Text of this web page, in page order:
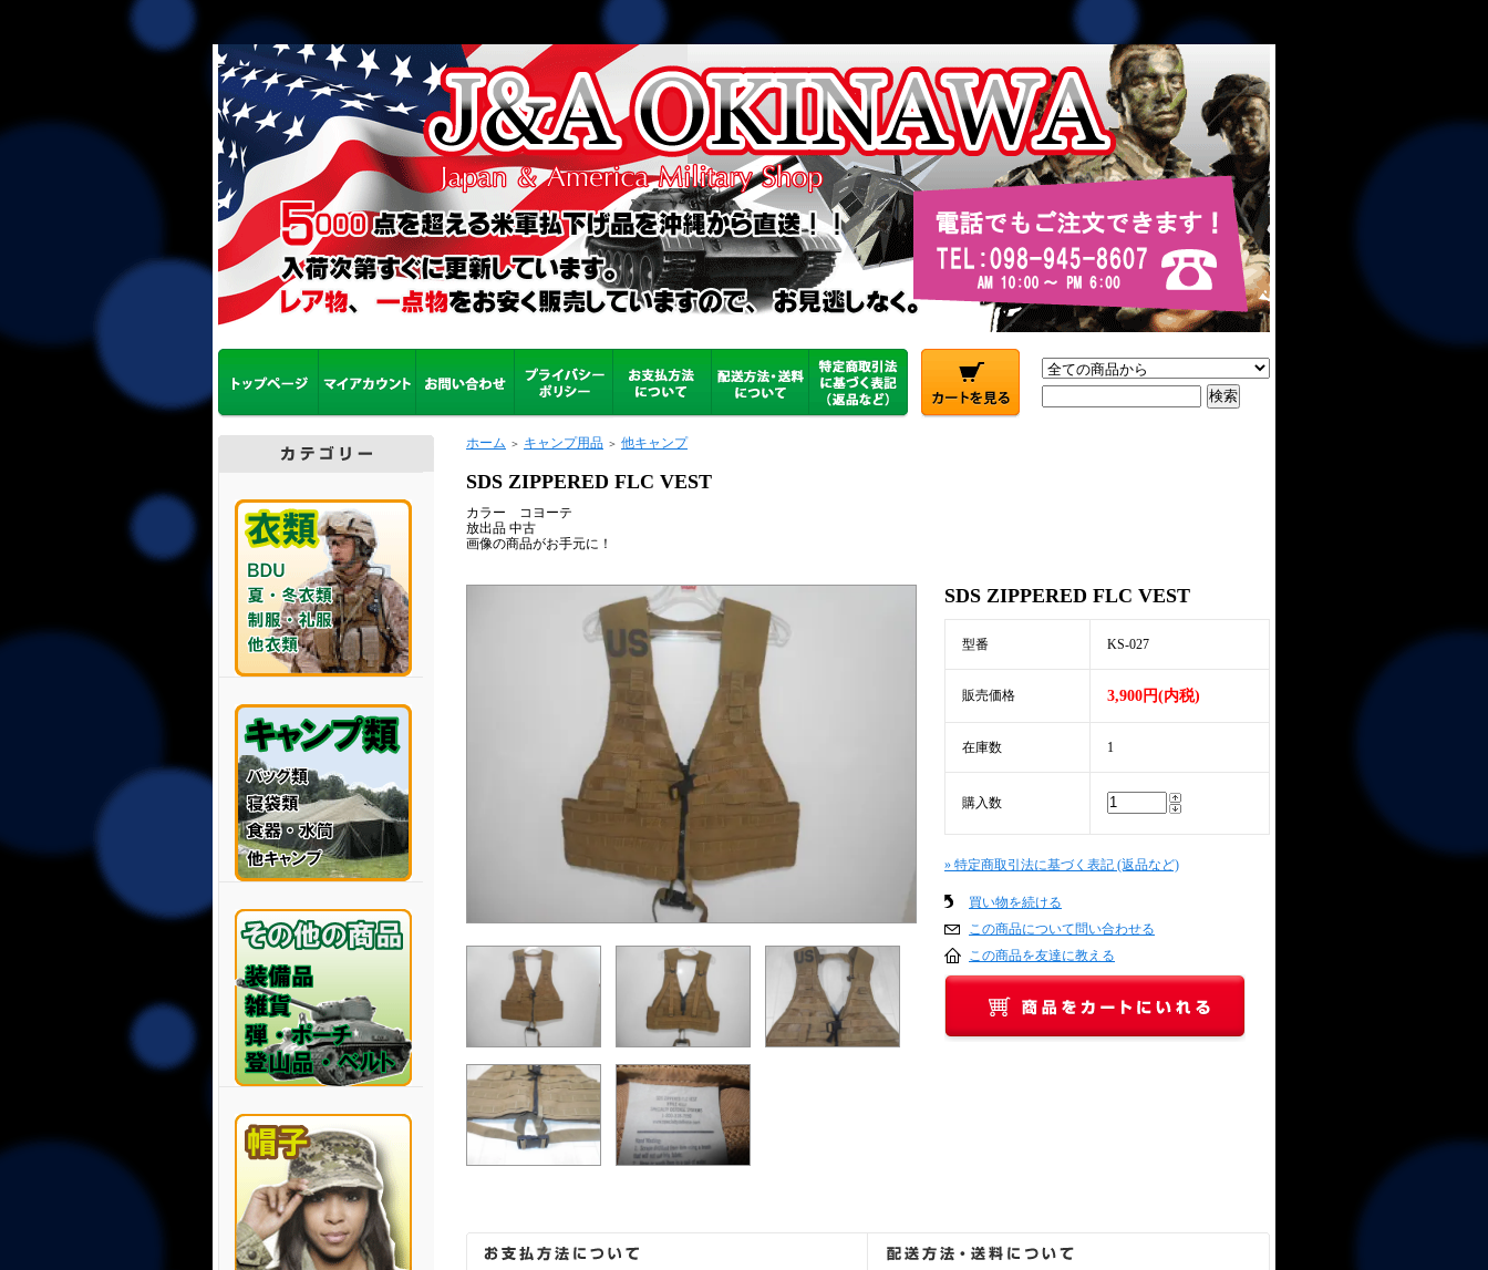
ホーム ＞ キャンプ用品 ＞ 他キャンプ
SDS ZIPPERED FLC VEST
カラー コヨーテ
放出品 中古
画像の商品がお手元に！
SDS ZIPPERED FLC VEST
型番 KS-027
販売価格 3,900円(内税)
在庫数 1
購入数
» 特定商取引法に基づく表記 (返品など)
買い物を続ける
この商品について問い合わせる
この商品を友達に教える